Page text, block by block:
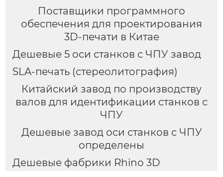
Поставщики программного
обеспечения для проектирования
3D-печати в Китае
Дешевые 5 оси станков с ЧПУ завод
SLA-печать (стереолитография)
Китайский завод по производству
валов для идентификации станков с
ЧПУ
Дешевые завод оси станков с ЧПУ
определены
Дешевые фабрики Rhino 3D